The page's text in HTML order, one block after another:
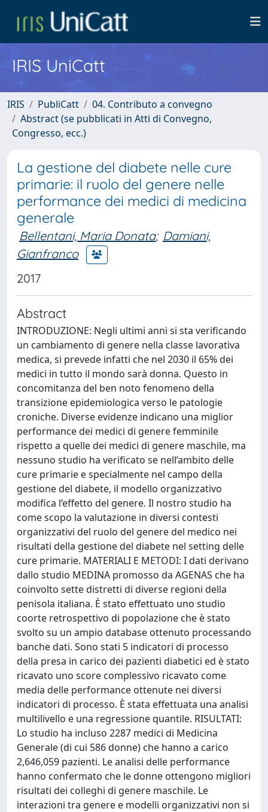
IRIS UniCatt
IRIS PubliCatt
04. Contributo a convegno
Abstract (se pubblicati in Atti di Convegno,
Congresso, ecc.)
La gestione del diabete nelle cure
primarie: il ruolo del genere nelle
performance dei medici di medicina
generale
Bellentani, Maria Donata; Damiani,
Gianfranco
2017
Abstract
INTRODUZIONE: Negli ultimi anni si sta verificando
un cambiamento di genere nella classe lavorativa
medica, si prevede infatti che nel 2030 il 65% dei
medici in tutto il mondo sarà donna. Questo in
concomitanza del ben noto fenomeno della
transizione epidemiologica verso le patologie
croniche. Diverse evidenze indicano una miglior
performance dei medici di genere femminile
rispetto a quelle dei medici di genere maschile, ma
nessuno studio ha verificato se nell’ambito delle
cure primarie e specialmente nel campo della
gestione del diabete, il modello organizzativo
modifica l’effetto del genere. Il nostro studio ha
come scopo la valutazione in diversi contesti
organizzativi del ruolo del genere del medico nei
risultati della gestione del diabete nel setting delle
cure primarie. MATERIALI E METODI: I dati derivano
dallo studio MEDINA promosso da AGENAS che ha
coinvolto sette distretti di diverse regioni della
penisola italiana. È stato effettuato uno studio
coorte retrospettivo di popolazione che è stato
svolto su un ampio database ottenuto processando
banche dati. Sono stati 5 indicatori di processo
della presa in carico dei pazienti diabetici ed è stato
ricavato uno score complessivo ricavato come
media delle performance ottenute nei diversi
indicatori di processo. È stata effettuata una analisi
multilivello e una regressione quantile. RISULTATI:
Lo studio ha incluso 2287 medici di Medicina
Generale (di cui 586 donne) che hanno a carico
2,646,059 pazienti. Le analisi delle performance
hanno confermato che le donne ottengono migliori
risultati dei colleghi di genere maschile. Le
interazioni tra genere e modelli organizzativi non si